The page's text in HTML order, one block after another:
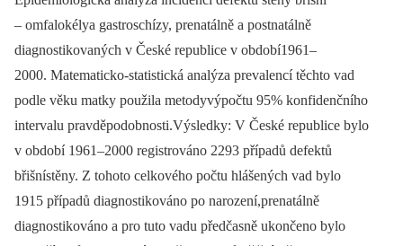
–⁠ omfalokélya gastroschízy, prenatálně a postnatálně
diagnostikovaných v České republice v období1961–
2000. Matematicko-statistická analýza prevalencí těchto vad
podle věku matky použila metodyvýpočtu 95% konfidenčního
intervalu pravděpodobnosti.Výsledky: V České republice bylo
v období 1961–2000 registrováno 2293 případů defektů
břišnístěny. Z tohoto celkového počtu hlášených vad bylo
1915 případů diagnostikováno po narození,prenatálně
diagnostikováno a pro tuto vadu předčasně ukončeno bylo